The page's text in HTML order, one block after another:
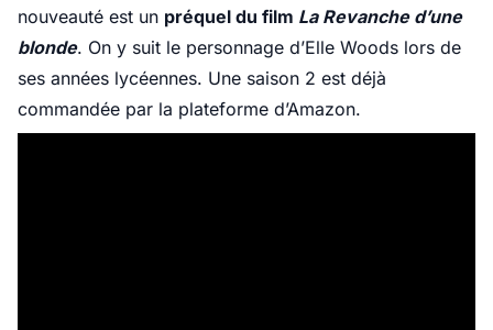
nouveauté est un préquel du film La Revanche d’une
blonde. On y suit le personnage d’Elle Woods lors de
ses années lycéennes. Une saison 2 est déjà
commandée par la plateforme d’Amazon.